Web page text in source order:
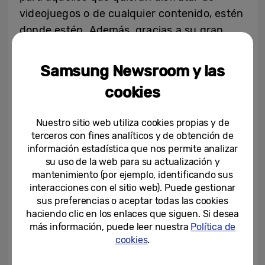
videojuegos o de cualquier contenido, estén
donde estén. Además, gracias a su gran
rápida de 25W, acompañará a los usuarios a
lo largo de su jornada, sin preocupaciones.
con cualquier estilo (Deep Green, Light Blue
y Pink Gold), Galaxy M23 5G posee 4GB de
RAM con 128 GB de memoria interna, y la
posibilidad de añadir almacenamiento de
hasta 1 TB; para conservar toda la galería de
imágenes y no tener problemas de espacio
en el teléfono.
Samsung Newsroom y las
cookies
Nuestro sitio web utiliza cookies propias y de
terceros con fines analíticos y de obtención de
información estadística que nos permite analizar
su uso de la web para su actualización y
mantenimiento (por ejemplo, identificando sus
interacciones con el sitio web). Puede gestionar
sus preferencias o aceptar todas las cookies
haciendo clic en los enlaces que siguen. Si desea
más información, puede leer nuestra Política de
cookies.